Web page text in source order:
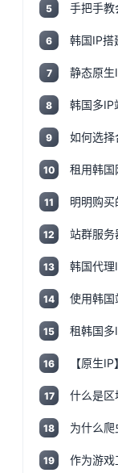
5
6
7 静态原生
8 韩国多IP
9
10 租用韩国
11
12
13 韩国代理
14 使用韩国
15
16 【原生
17
18 为什么爬
19 作为游戏